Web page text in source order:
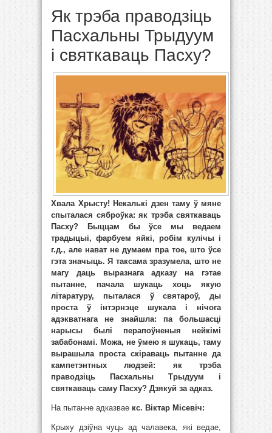
Як трэба праводзіць
Пасхальны Трыдуум
і святкаваць Пасху?
Хвала Хрысту! Некалькі дзен таму ў мяне
спыталася сяброўка: як трэба святкаваць
Пасху? Быццам бы ўсе мы ведаем
традыцыі, фарбуем яйкі, робім кулічы і
г.д., але нават не думаем пра тое, што ўсе
гэта значыць. Я таксама зразумела, што не
магу даць выразнага адказу на гэтае
пытанне, пачала шукаць хоць якую
літаратуру, пыталася ў святароў, ды
проста ў інтэрнэце шукала і нічога
адэкватнага не знайшла: па большасці
нарысы былі перапоўненыя нейкімі
забабонамі. Можа, не ўмею я шукаць, таму
вырашыла проста скіраваць пытанне да
кампетэнтных людзей: як трэба
праводзіць Пасхальны Трыдуум і
святкаваць саму Пасху? Дзякуй за адказ.
На пытанне адказвае кс. Віктар Місевіч:
Крыху дзіўна чуць ад чалавека, які ведае,